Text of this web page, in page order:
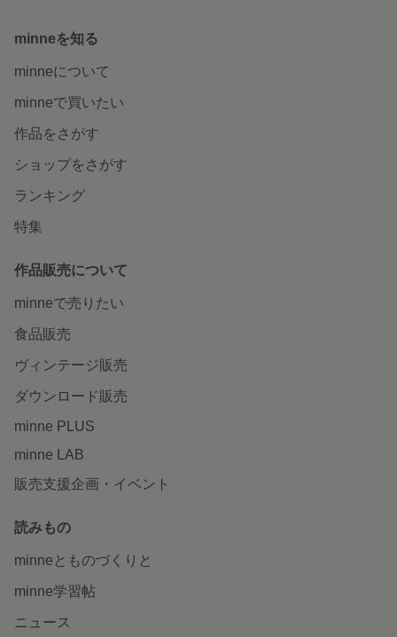
minneを知る
minneについて
minneで買いたい
作品をさがす
ショップをさがす
ランキング
特集
作品販売について
minneで売りたい
食品販売
ヴィンテージ販売
ダウンロード販売
minne PLUS
minne LAB
販売支援企画・イベント
読みもの
minneとものづくりと
minne学習帖
ニュース